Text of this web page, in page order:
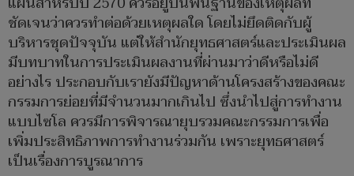
ชัดเจนว่าควรทำต่อด้วยเหตุผลใด โดยไม่ยึดติดกับผู้
บริหารชุดปัจจุบัน แต่ให้สำนักยุทธศาสตร์และประเมินผล
มีบทบาทในการประเมินผลงานที่ผ่านมาว่าดีหรือไม่ดี
อย่างไร ประกอบกับเรายังมีปัญหาด้านโครงสร้างของคณะ
กรรมการย่อยที่มีจำนวนมากเกินไป ซึ่งนำไปสู่การทำงาน
แบบไซโล ควรมีการพิจารณายุบรวมคณะกรรมการเพื่อ
เพิ่มประสิทธิภาพการทำงานร่วมกัน เพราะยุทธศาสตร์
เป็นเรื่องการบูรณาการ